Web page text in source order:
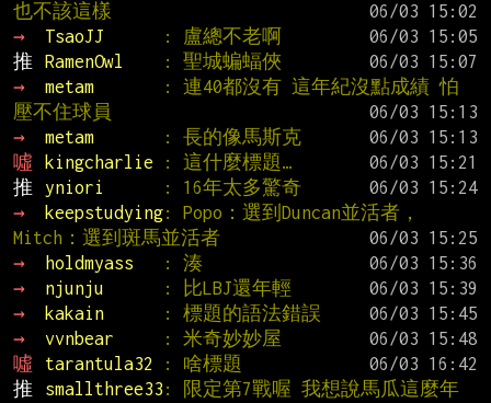
也不該這樣
→
TsaoJJ : 盧總不老啊
推
RamenOwl : 聖城蝙蝠俠
→
metam
: 連40都沒有 這年紀沒點成績 怕
壓不住球員
→
metam : 長的像馬斯克
噓
kingcharlie : 這什麼標題…
推
yniori : 16年太多驚奇
→
keepstudying: Popo：選到Duncan並活者，
Mitch：選到斑馬並活者
→
holdmyass : 湊
→
njunju : 比LBJ還年輕
→
kakain : 標題的語法錯誤
→
vvnbear : 米奇妙妙屋
噓
tarantula32 : 啥標題
推
smallthree33 : 限定第7戰喔 我想說馬瓜這麼年